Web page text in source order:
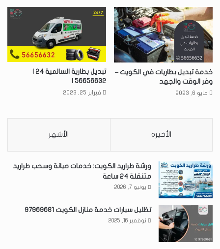
خدمة تبديل بطاريات في الكويت –
وفر الوقت والجهد
مايو 6, 2023
56656632 |
فبراير 25, 2023
الأخيرة الأشهر
ورشة طراريد الكويت: خدمات صيانة وسحب طراريد
متنقلة 24 ساعة
يونيو 7, 2026
تظليل سيارات خدمة منازل الكويت 97969681
نوفمبر 16, 2025